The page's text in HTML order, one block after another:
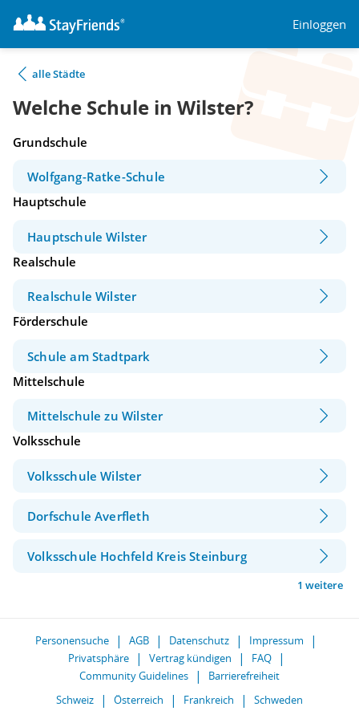
Einloggen
alle Städte
Welche Schule in Wilster?
Grundschule
Wolfgang-Ratke-Schule
Hauptschule
Hauptschule Wilster
Realschule
Realschule Wilster
Förderschule
Schule am Stadtpark
Mittelschule
Mittelschule zu Wilster
Volksschule
Volksschule Wilster
Dorfschule Averfleth
Volksschule Hochfeld Kreis Steinburg
1 weitere
Personensuche AGB Datenschutz
Impressum
Privatsphäre
Vertrag kündigen
FAQ
Community Guidelines
Barrierefreiheit
Schweiz
Österreich Frankreich Schweden